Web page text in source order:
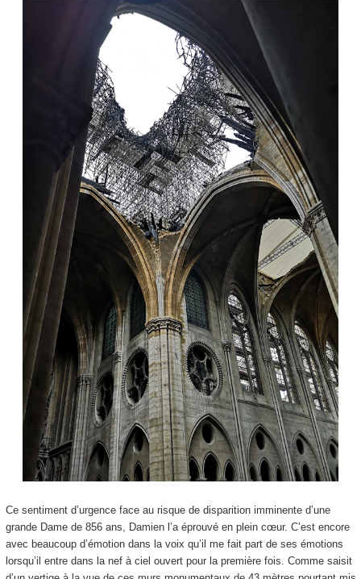
Ce sentiment d’urgence face au risque de disparition imminente d’une
grande Dame de 856 ans, Damien l’a éprouvé en plein cœur. C’est encore
avec beaucoup d’émotion dans la voix qu’il me fait part de ses émotions
lorsqu’il entre dans la nef à ciel ouvert pour la première fois. Comme saisit